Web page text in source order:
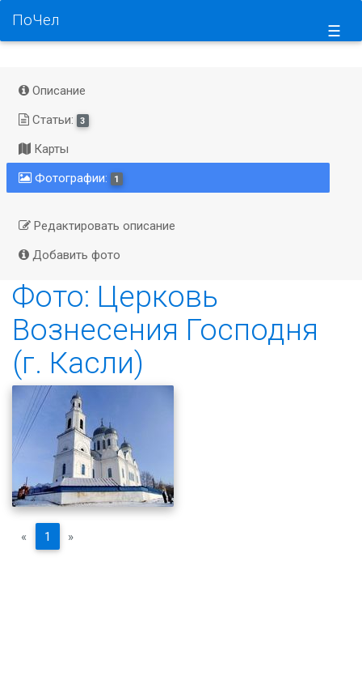
☰
ПоЧел
Описание
Статьи:
3
Карты
Фотографии:
1
Редактировать описание
Добавить фото
Фото: Церковь
Вознесения Господня
(г. Касли)
« 1 »